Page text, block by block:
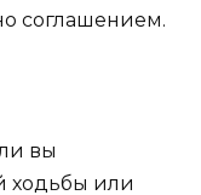
соглашением.
вы
ходьбы или